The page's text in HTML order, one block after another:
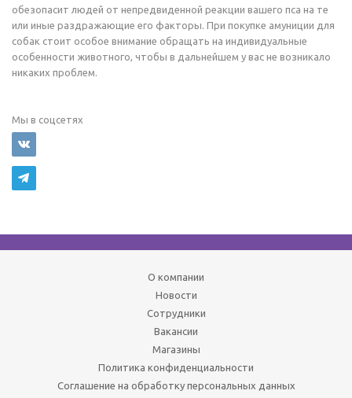
обезопасит людей от непредвиденной реакции вашего пса на те
или иные раздражающие его факторы. При покупке амуниции для
собак стоит особое внимание обращать на индивидуальные
особенности животного, чтобы в дальнейшем у вас не возникало
никаких проблем.
Мы в соцсетях
О компании
Новости
Сотрудники
Вакансии
Магазины
Политика конфиденциальности
Соглашение на обработку персональных данных